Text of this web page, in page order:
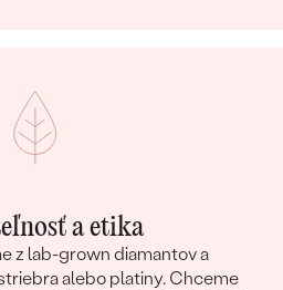
a etika
z lab-grown diamantov a
alebo platiny. Chceme